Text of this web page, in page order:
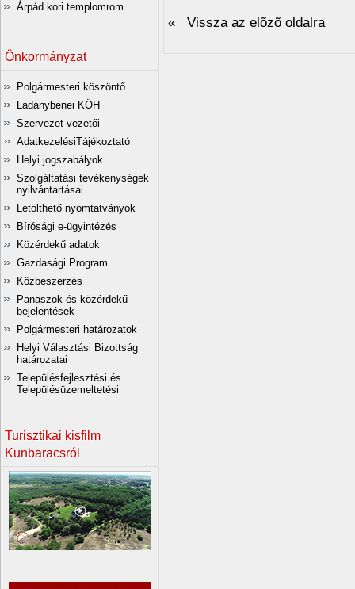
Árpád kori templomrom
Önkormányzat
Polgármesteri köszöntő
Ladánybenei KÖH
Szervezet vezetői
AdatkezelésiTájékoztató
Helyi jogszabályok
Szolgáltatási tevékenységek
nyilvántartásai
Letölthető nyomtatványok
Bírósági e-ügyintézés
Közérdekű adatok
Gazdasági Program
Közbeszerzés
Panaszok és közérdekű
bejelentések
Polgármesteri határozatok
Helyi Választási Bizottság
határozatai
Településfejlesztési és
Településüzemeltetési
Turisztikai kisfilm
Kunbaracsról
« Vissza az elõzõ oldalra